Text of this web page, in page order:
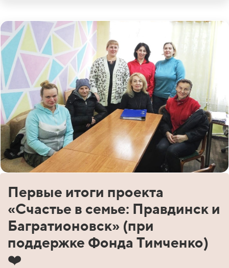
Первые итоги проекта
«Счастье в семье: Правдинск и
Багратионовск» (при
поддержке Фонда Тимченко)
❤️